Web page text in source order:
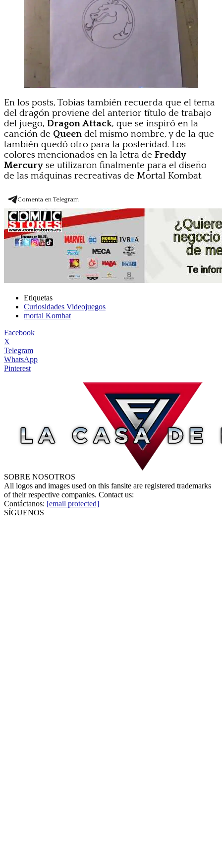
En los posts, Tobias también recuerda que el tema
del dragón proviene del anterior título de trabajo
del juego, Dragon Attack, que se inspiró en la
canción de Queen del mismo nombre, y de la que
también quedó otro para la posteridad. Los
colores mencionados en la letra de Freddy
Mercury se utilizaron finalmente para el diseño
de las máquinas recreativas de Mortal Kombat.
Comenta en Telegram
Etiquetas
Curiosidades Videojuegos
mortal Kombat
Facebook
X
Telegram
WhatsApp
Pinterest
SOBRE NOSOTROS
All logos and images used on this fansite are registered trademarks
of their respective companies. Contact us:
Contáctanos: [email protected]
SÍGUENOS